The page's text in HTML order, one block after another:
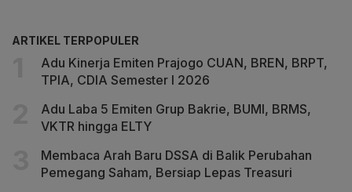
ARTIKEL TERPOPULER
Adu Kinerja Emiten Prajogo CUAN, BREN, BRPT,
TPIA, CDIA Semester I 2026
Adu Laba 5 Emiten Grup Bakrie, BUMI, BRMS,
VKTR hingga ELTY
Membaca Arah Baru DSSA di Balik Perubahan
Pemegang Saham, Bersiap Lepas Treasuri